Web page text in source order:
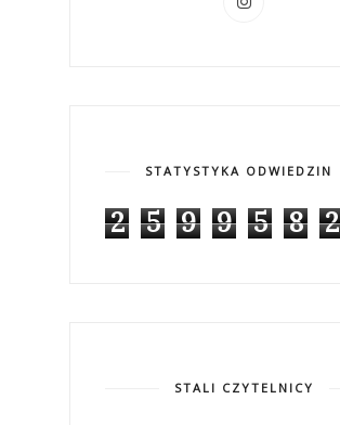
STATYSTYKA ODWIEDZIN
2 5 9 9 5 8 2
STALI CZYTELNICY